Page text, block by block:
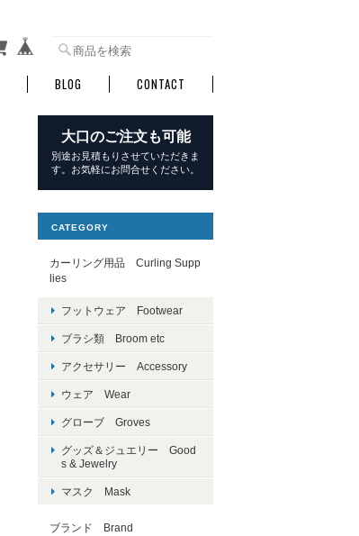
BLOG CONTACT
大口のご注文も可能
別途お見積もりさせていただきま
す。お気軽にお問合せください。
CATEGORY
カーリング用品 Curling Supp
lies
フットウェア Footwear
ブラシ類 Broom etc
アクセサリー Accessory
ウェア Wear
グローブ Groves
グッズ＆ジュエリー Good
s & Jewelry
マスク Mask
ブランド Brand